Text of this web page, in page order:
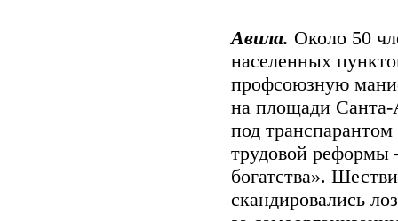
Авила. Около 50
населенных
профсоюзную
на площади Санта-
под
трудовой реформы
богатства».
скандировались